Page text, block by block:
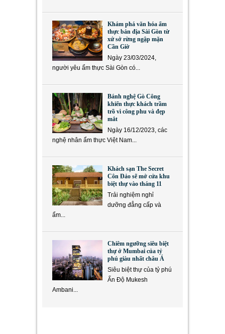
Khám phá văn hóa ẩm
thực bản địa Sài Gòn từ
xứ sở rừng ngập mặn
Cần Giờ
Ngày 23/03/2024,
người yêu ẩm thực Sài Gòn có...
Bánh nghệ Gò Công
khiến thực khách trầm
trồ vì công phu và đẹp
mắt
Ngày 16/12/2023, các
nghệ nhân ẩm thực Việt Nam...
Khách sạn The Secret
Côn Đảo sẽ mở cửa khu
biệt thự vào tháng 11
Trải nghiệm nghỉ
dưỡng đẳng cấp và
ẩm...
Chiêm ngưỡng siêu biệt
thự ở Mumbai của tỷ
phú giàu nhất châu Á
Siêu biệt thự của tỷ phú
Ấn Độ Mukesh
Ambani...